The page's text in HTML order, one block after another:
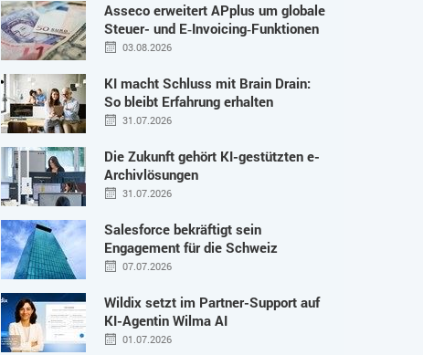
Asseco erweitert APplus um globale
Steuer- und E‑Invoicing‑Funktionen
03.08.2026
KI macht Schluss mit Brain Drain:
So bleibt Erfahrung erhalten
31.07.2026
Die Zukunft gehört KI-gestützten e-
Archivlösungen
31.07.2026
Salesforce bekräftigt sein
Engagement für die Schweiz
07.07.2026
Wildix setzt im Partner-Support auf
KI-Agentin Wilma AI
01.07.2026